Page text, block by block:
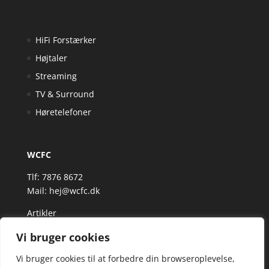
Vi bruger cookies
Vi bruger cookies til at forbedre din browseroplevelse,
HiFi Forstærker
Højtaler
Streaming
TV & Surround
Høretelefoner
WCFC
Tlf: 7876 8672
Mail: hej@wcfc.dk
Artikler